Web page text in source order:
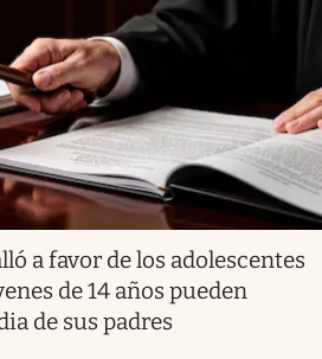
a favor de los adolescentes
de 14 años pueden
de sus padres